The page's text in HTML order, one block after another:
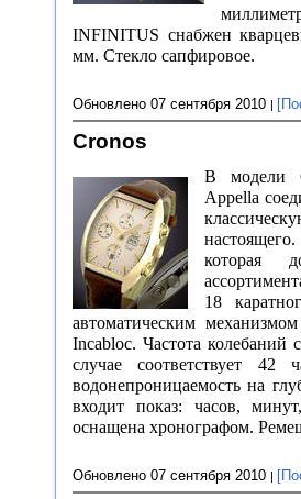
INFINITUS снабжен
мм. Стекло сапфировое.
Обновлено 07 сентября 2010
Cronos
В модели
Appella
которая
18
автоматическим
Incabloc. Частота колебаний
случае соответствует
водонепроницаемость на
входит показ: часов,
оснащена хронографом.
Обновлено 07 сентября 2010